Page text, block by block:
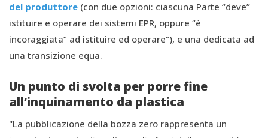
del produttore (con due opzioni: ciascuna Parte “deve”
istituire e operare dei sistemi EPR, oppure “è
incoraggiata” ad istituire ed operare”), e una dedicata ad
una transizione equa.
Un punto di svolta per porre fine
all’inquinamento da plastica
"La pubblicazione della bozza zero rappresenta un